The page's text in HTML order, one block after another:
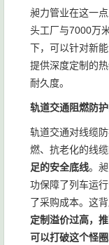
昶力管业在这一
头工厂与7000万
下，可以针对新
提供深度定制的
耐久度。
轨道交通阻燃防
轨道交通对线缆
燃、抗老化的线
足的安全底线。
功保障了列车运
了采购成本。这
定制溢价过高，
可以打破这个怪圈